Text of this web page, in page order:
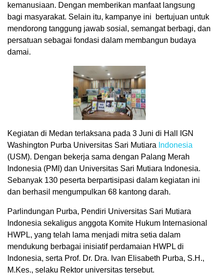
kemanusiaan. Dengan memberikan manfaat langsung
bagi masyarakat. Selain itu, kampanye ini bertujuan untuk
mendorong tanggung jawab sosial, semangat berbagi, dan
persatuan sebagai fondasi dalam membangun budaya
damai.
Kegiatan di Medan terlaksana pada 3 Juni di Hall IGN
Washington Purba Universitas Sari Mutiara Indonesia
(USM). Dengan bekerja sama dengan Palang Merah
Indonesia (PMI) dan Universitas Sari Mutiara Indonesia.
Sebanyak 130 peserta berpartisipasi dalam kegiatan ini
dan berhasil mengumpulkan 68 kantong darah.
Parlindungan Purba, Pendiri Universitas Sari Mutiara
Indonesia sekaligus anggota Komite Hukum Internasional
HWPL, yang telah lama menjadi mitra setia dalam
mendukung berbagai inisiatif perdamaian HWPL di
Indonesia, serta Prof. Dr. Dra. Ivan Elisabeth Purba, S.H.,
M.Kes., selaku Rektor universitas tersebut.